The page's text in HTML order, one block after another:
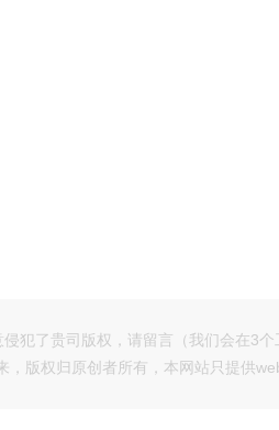
犯了贵司版权，请留言（我们会在3个
，版权归原创者所有，本网站只提供